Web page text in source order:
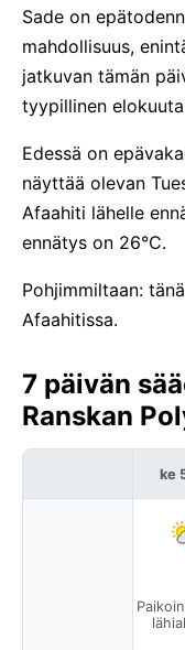
Sade on
mahdollisuus,
jatkuvan tämän
tyypillinen
Edessä on
näyttää olevan
Afaahiti lähelle
ennätys on 26°C.
Pohjimmiltaan:
Afaahitissa.
7 päivän
Ranskan
ke